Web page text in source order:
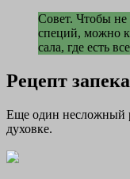
Совет. Чтобы не
специй, можно
сала, где есть
Рецепт
Еще один несложный
духовке.